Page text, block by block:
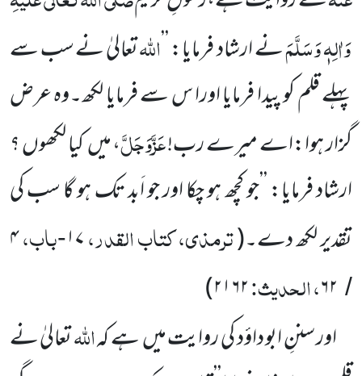
وَاٰلِہٖ وَسَلَّمَنے ارشاد فرمایا: ’’اللّٰہتعالیٰنے سب سے
پہلے قلم کو پیدا فرمایا اورا س سے فرمایا لکھ۔وہ عرض
گزار ہوا:اے میرے رب!عَزَّوَجَلَّ، میںکیا لکھوں ؟
ارشادفرمایا: ’’جو کچھ ہو چکا اور جو اَبد تک ہو گا سب کی
تقدیر لکھ دے۔(ترمذی، کتاب القدر،۱۷-باب،۴
/ ۶۲، الحدیث:۲۱۶۲)
اور سننِ ابو داؤد کی روایت میںہے کہاللّٰہتعالیٰ نے